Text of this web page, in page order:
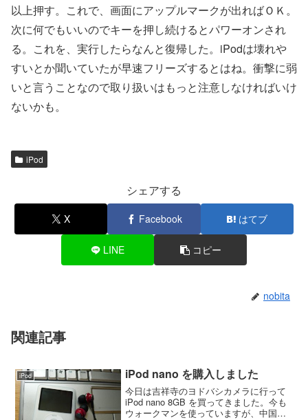
以上押す。これで、画面にアップルマークが出ればＯＫ。
次に何でもいいのでキーを押し続けるとパワーオンされ
る。これを、実行したらなんと復帰した。iPodは壊れや
すいとか聞いていたが早速フリーズするとはね。衝撃に弱
いと言うことなので取り扱いはもっと注意しなければいけ
ないかも。
iPod
シェアする
X Facebook はてブ
LINE コピー
nobita
関連記事
iPod iPod nano を購入しました
今日は吉祥寺のヨドバシカメラに行って
iPod nano 8GB を買ってきました。今も
ウォークマンを使っていますが、中国語